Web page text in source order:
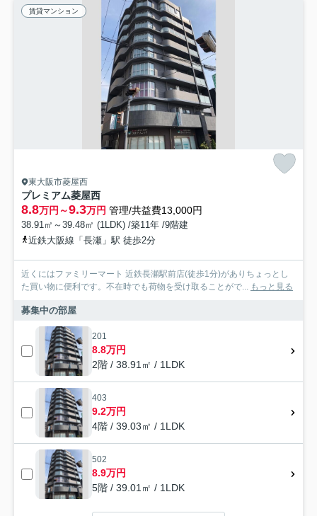
賃貸マンション
東大阪市菱屋西
プレミアム菱屋西
8.8万円～9.3万円 管理/共益費13,000円
38.91㎡～39.48㎡ (1LDK) /築11年 /9階建
近鉄大阪線「長瀬」駅 徒歩2分
近くにはファミリーマート 近鉄長瀬駅前店(徒歩1分)がありちょっとし
た買い物に便利です。不在時でも荷物を受け取ることがで... もっと見る
募集中の部屋
201
8.8万円
2階 / 38.91㎡ / 1LDK
403
9.2万円
4階 / 39.03㎡ / 1LDK
502
8.9万円
5階 / 39.01㎡ / 1LDK